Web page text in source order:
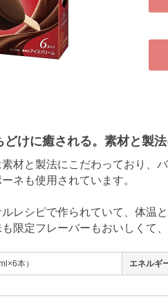
けに癒される。素材と製
材と製法にこだわっており、
ネも使用されています。
レシピで作られていて、体温
限定フレーバーもおいしくて
本） エネルギ